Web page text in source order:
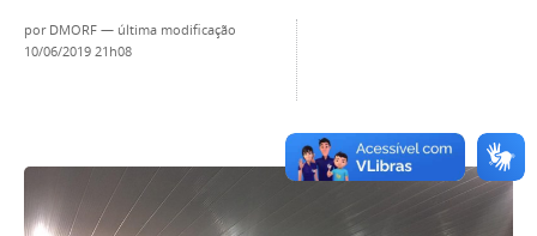
por DMORF — última modificação
10/06/2019 21h08